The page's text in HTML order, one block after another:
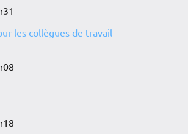
les collègues de travail